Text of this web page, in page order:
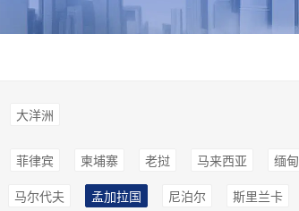
大洋洲
菲律宾 柬埔寨 老挝 马来西亚 缅甸
马尔代夫 孟加拉国 尼泊尔 斯里兰卡